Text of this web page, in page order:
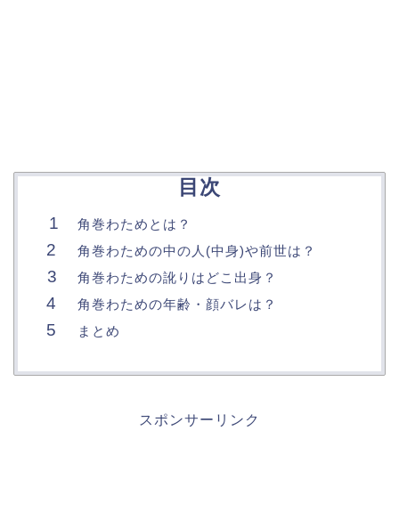
目次
角巻わためとは？
角巻わための中の人(中身)や前世は？
角巻わための訛りはどこ出身？
角巻わための年齢・顔バレは？
まとめ
スポンサーリンク